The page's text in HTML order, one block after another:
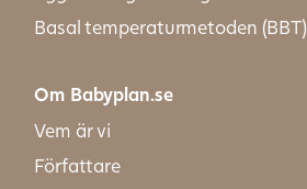
Basal temperaturmetoden (BBT)
Om Babyplan.se
Vem är vi
Författare